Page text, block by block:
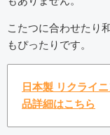
こたつに合わせたり
もぴったりです。
日本製 リクライ
品詳細はこちら